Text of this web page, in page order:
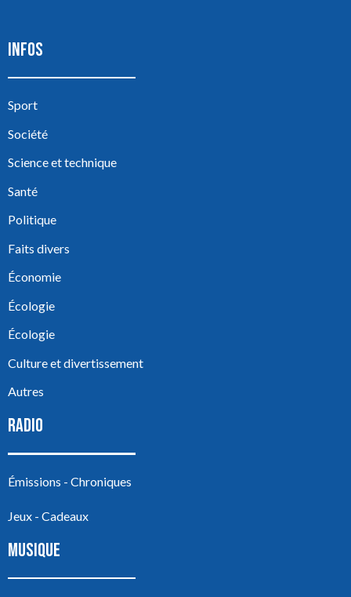
INFOS
Sport
Société
Science et technique
Santé
Politique
Faits divers
Économie
Écologie
Écologie
Culture et divertissement
Autres
RADIO
Émissions - Chroniques
Jeux - Cadeaux
MUSIQUE